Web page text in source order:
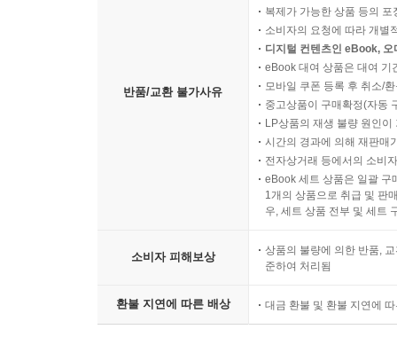
반품/교환 불가사유
복제가 가능한 상품 등의
소비자의 요청에 따라 개별
디지털 컨텐츠인 eBook,
eBook 대여 상품은 대여 기
모바일 쿠폰 등록 후 취소/
중고상품이 구매확정(자동
LP상품의 재생 불량 원인
시간의 경과에 의해 재판매
전자상거래 등에서의 소비
eBook 세트 상품은 일괄 구
1개의 상품으로 취급 및 판
우, 세트 상품 전부 및 세트
소비자 피해보상
상품의 불량에 의한 반품,
준하여 처리됨
환불 지연에 따른 배상 대금 환불 및 환불 지연에